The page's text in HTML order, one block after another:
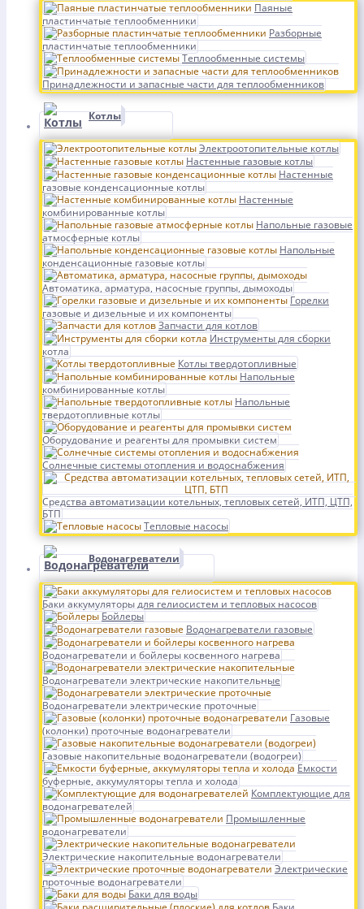
Паяные
пластинчатые теплообменники
Разборные
пластинчатые теплообменники
Теплообменные системы
Принадлежности и запасные части для теплообменников
Котлы
Электроотопительные котлы
Настенные газовые котлы
Настенные
газовые конденсационные котлы
Настенные
комбинированные котлы
Напольные газовые
атмосферные котлы
Напольные
конденсационные газовые котлы
Автоматика, арматура, насосные группы, дымоходы
Горелки
газовые и дизельные и их компоненты
Запчасти для котлов
Инструменты для сборки
котла
Котлы твердотопливные
Напольные
комбинированные котлы
Напольные
твердотопливные котлы
Оборудование и реагенты для промывки систем
Солнечные системы отопления и водоснабжения
Средства автоматизации котельных, тепловых сетей, ИТП, ЦТП,
БТП
Тепловые насосы
Водонагреватели
Баки аккумуляторы для гелиосистем и тепловых насосов
Бойлеры
Водонагреватели газовые
Водонагреватели и бойлеры косвенного нагрева
Водонагреватели электрические накопительные
Водонагреватели электрические проточные
Газовые
(колонки) проточные водонагреватели
Газовые накопительные водонагреватели (водогреи)
Емкости
буферные, аккумуляторы тепла и холода
Комплектующие для
водонагревателей
Промышленные
водонагреватели
Электрические накопительные водонагреватели
Электрические
проточные водонагреватели
Баки для воды